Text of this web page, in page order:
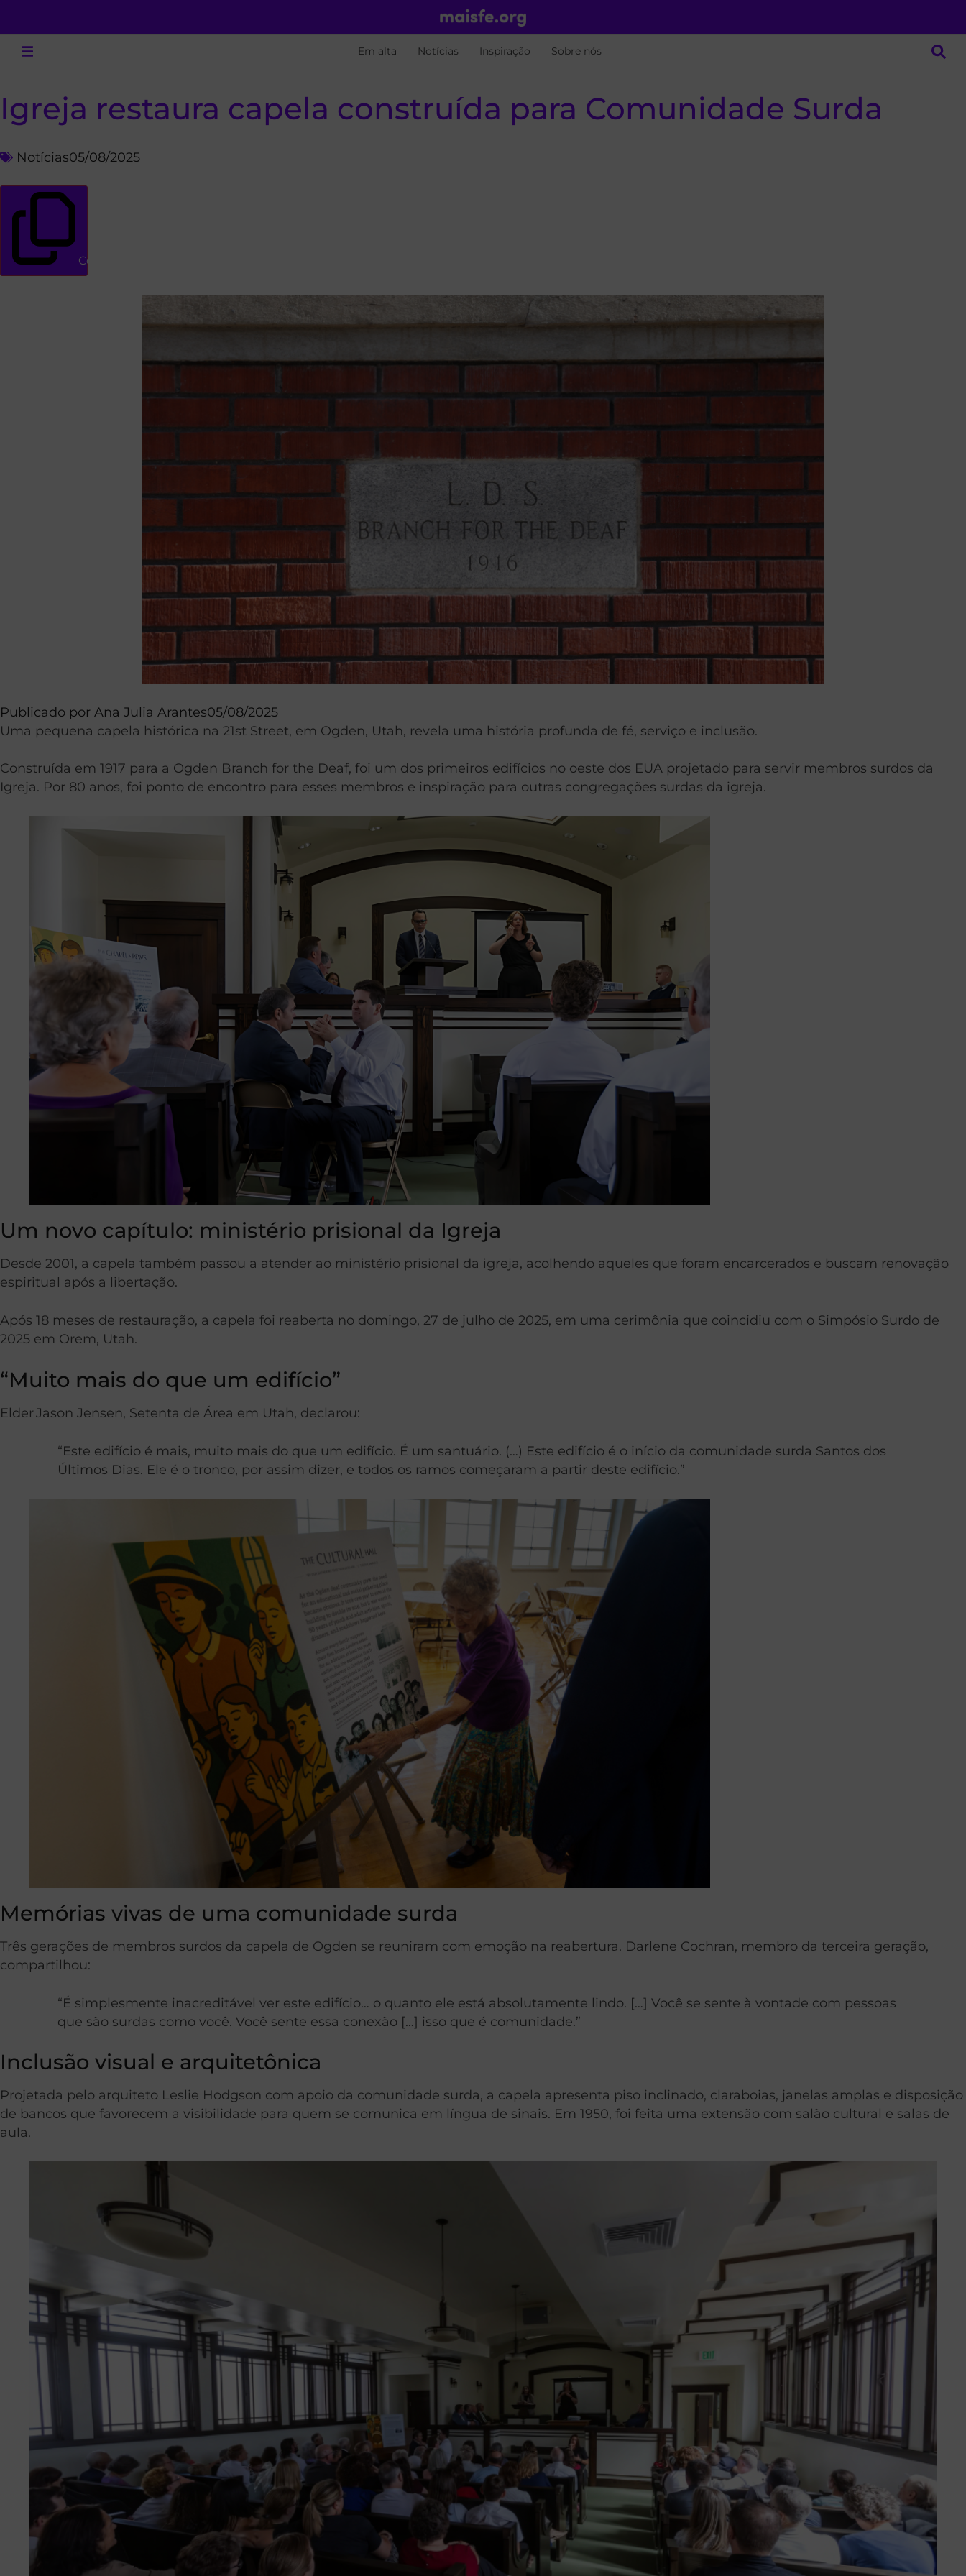
Em alta Notícias Inspiração Sobre nós
Igreja restaura capela construída para Comunidade Surda
Notícias05/08/2025
Copiar link
Publicado por Ana Julia Arantes05/08/2025
Uma pequena capela histórica na 21st Street, em Ogden, Utah, revela uma história profunda de fé, serviço e inclusão.
Construída em 1917 para a Ogden Branch for the Deaf, foi um dos primeiros edifícios no oeste dos EUA projetado para servir membros surdos da
Igreja. Por 80 anos, foi ponto de encontro para esses membros e inspiração para outras congregações surdas da igreja.
Um novo capítulo: ministério prisional da Igreja
Desde 2001, a capela também passou a atender ao ministério prisional da igreja, acolhendo aqueles que foram encarcerados e buscam renovação
espiritual após a libertação.
Após 18 meses de restauração, a capela foi reaberta no domingo, 27 de julho de 2025, em uma cerimônia que coincidiu com o Simpósio Surdo de
2025 em Orem, Utah.
“Muito mais do que um edifício”
Elder Jason Jensen, Setenta de Área em Utah, declarou:
“Este edifício é mais, muito mais do que um edifício. É um santuário. (…) Este edifício é o início da comunidade surda Santos dos
Últimos Dias. Ele é o tronco, por assim dizer, e todos os ramos começaram a partir deste edifício.”
Memórias vivas de uma comunidade surda
Três gerações de membros surdos da capela de Ogden se reuniram com emoção na reabertura. Darlene Cochran, membro da terceira geração,
compartilhou:
“É simplesmente inacreditável ver este edifício… o quanto ele está absolutamente lindo. […] Você se sente à vontade com pessoas
que são surdas como você. Você sente essa conexão […] isso que é comunidade.”
Inclusão visual e arquitetônica
Projetada pelo arquiteto Leslie Hodgson com apoio da comunidade surda, a capela apresenta piso inclinado, claraboias, janelas amplas e disposição
de bancos que favorecem a visibilidade para quem se comunica em língua de sinais. Em 1950, foi feita uma extensão com salão cultural e salas de
aula.